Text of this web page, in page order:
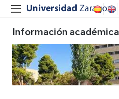
Información académica